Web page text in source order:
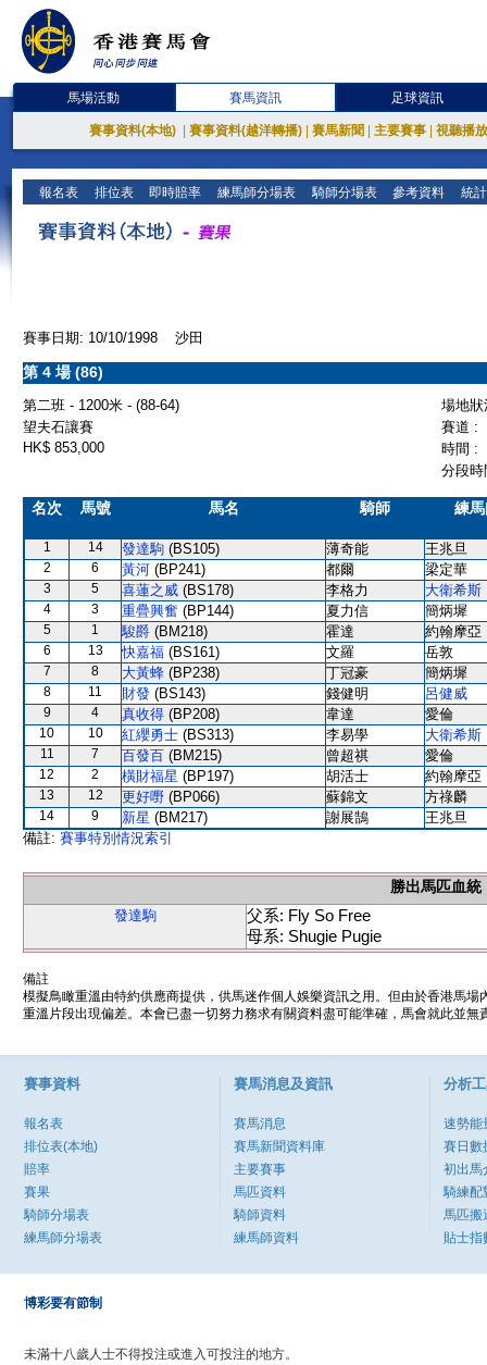
馬場活動 賽馬資訊 足球資訊
賽事資料(本地) 賽事資料(越洋轉播) 賽馬新聞 主要賽事 視聽播
報名表 排位表 即時賠率 練馬師分場表 騎師分場表 參考資料 統
賽事日期: 10/10/1998 沙田
第 4 場 (86)
第二班 - 1200米 - (88-64)
場地
望夫石讓賽
賽道 :
HK$ 853,000
時間 :
分段
名次 馬號 馬名 騎師 練
1 14 發達駒 (BS105) 薄奇能 王兆旦
2 6 黃河 (BP241) 都爾 梁定華
3 5 喜蓮之威 (BS178) 李格力 大衛希斯
4 3 重疊興奮 (BP144) 夏力信 簡炳墀
5 1 駿爵 (BM218) 霍達 約翰摩亞
6 13 快嘉福 (BS161) 文羅 岳敦
7 8 大黃蜂 (BP238) 丁冠豪 簡炳墀
8 11 財發 (BS143) 錢健明 呂健威
9 4 真收得 (BP208) 韋達 愛倫
10 10 紅纓勇士 (BS313) 李易學 大衛希斯
11 7 百發百 (BM215) 曾超祺 愛倫
12 2 橫財福星 (BP197) 胡活士 約翰摩亞
13 12 更好嘢 (BP066) 蘇錦文 方祿麟
14 9 新星 (BM217) 謝展鵠
王兆旦
備註: 賽事特別情況索引
勝出馬匹血統
發達駒
父系: Fly So Free
母系: Shugie Pugie
備註
模擬鳥瞰重溫由特約供應商提供，供馬迷作個人娛樂資訊之用。但由於香港馬
重溫片段出現偏差。本會已盡一切努力務求有關資料盡可能準確，馬會就此並
賽事資料
報名表
排位表(本地)
賠率
賽果
騎師分場表
練馬師分場表
賽馬消息及資訊
賽馬消息
賽馬新聞資料庫
主要賽事
馬匹資料
騎師資料
練馬師資料
分析
速勢能
賽日數
初出馬
騎練配
馬匹搬
貼士指
博彩要有節制
未滿十八歲人士不得投注或進入可投注的地方。